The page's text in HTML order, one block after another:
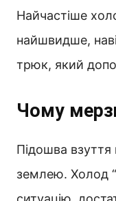
Найчастіше
найшвидше,
трюк, який
Чому
Підошва
землею. Холод